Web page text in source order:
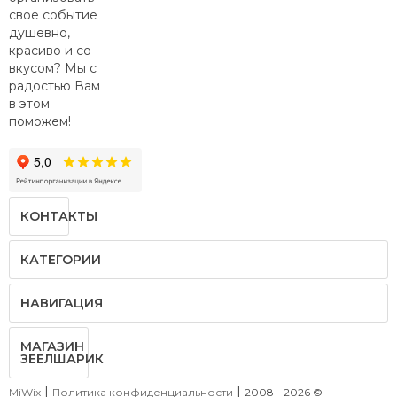
старыми
друзьями.
свое событие
душевно,
красиво и со
вкусом? Мы с
радостью Вам
в этом
поможем!
КОНТАКТЫ
КАТЕГОРИИ
НАВИГАЦИЯ
МАГАЗИН
ЗЕЕЛШАРИК
MiWix | Политика конфиденциальности | 2008 - 2026 ©